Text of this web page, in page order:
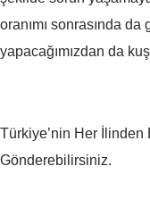
oranımı sonrasında
yapacağımızdan da
Türkiye’nin Her İlinden
Gönderebilirsiniz.